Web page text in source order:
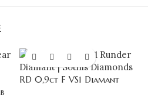
RD 0,9ct F VS1 Diamant